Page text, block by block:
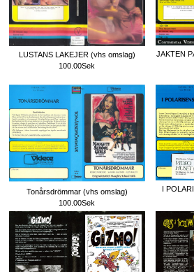
LUSTANS LAKEJER (vhs omslag)
100.00Sek
JAKTEN
Tonårsdrömmar (vhs omslag)
100.00Sek
I